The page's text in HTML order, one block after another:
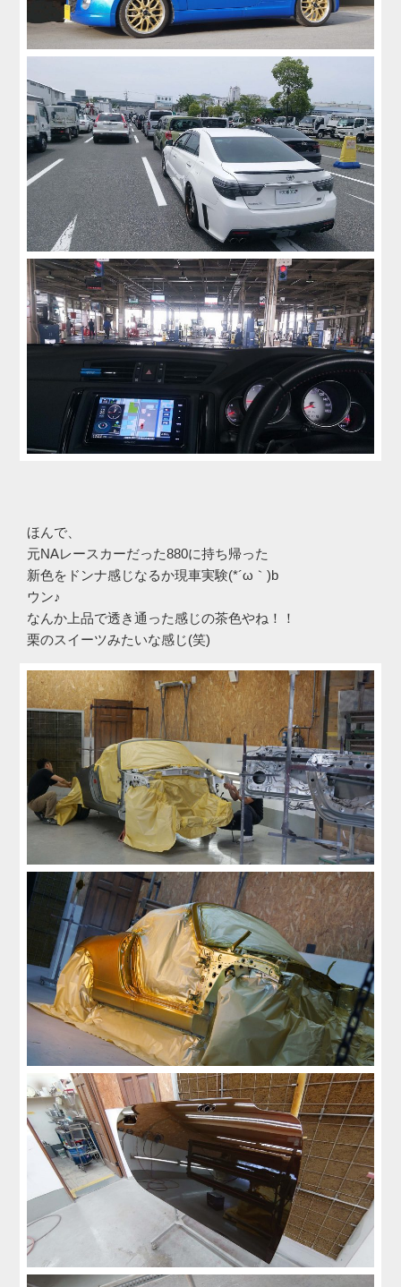
ほんで、
元NAレースカーだった880に持ち帰った
新色をドンナ感じなるか現車実験(*´ω｀)b
ウン♪
なんか上品で透き通った感じの茶色やね！！
栗のスイーツみたいな感じ(笑)